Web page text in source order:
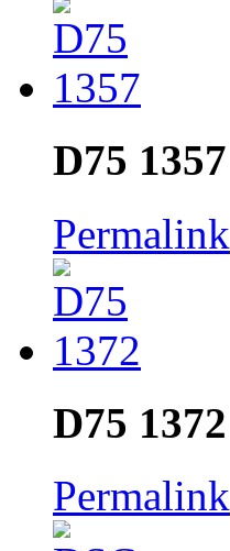
D75 1357
Permalink
D75 1372
Permalink